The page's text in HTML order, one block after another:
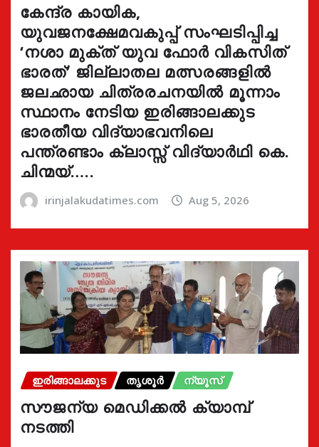
കേന്ദ്ര കായിക,
യുവജനക്ഷേമവകുപ്പ് സംഘടിപ്പിച്ച
‘നശാ മുക്ത് യുവ ഫോർ വികസിത്
ഭാരത്’ ജില്ലാതല മത്സരങ്ങളിൽ
ജലഛായ ചിത്രരചനയിൽ മൂന്നാം
സ്ഥാനം നേടിയ ഇരിങ്ങാലക്കുട
ഭാരതീയ വിദ്യാഭവനിലെ
പന്ത്രണ്ടാം ക്ലാസ്സ് വിദ്യാർഥി കെ.
ചിന്മയ്…..
irinjalakudatimes.com Aug 5, 2026
ഇരിങ്ങാലക്കുട തൃശൂർ ന്യൂസ്
സൗജന്യ മെഡിക്കൽ ക്യാമ്പ്
നടത്തി